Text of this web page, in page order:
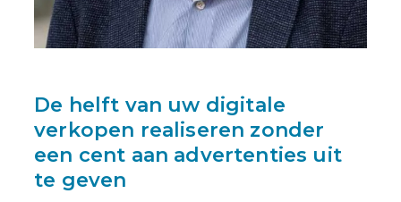
De helft van uw digitale
verkopen realiseren zonder
een cent aan advertenties uit
te geven